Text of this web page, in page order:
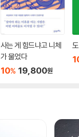
사는 게 힘드냐고 니체
가 물었다
10% 19,800원